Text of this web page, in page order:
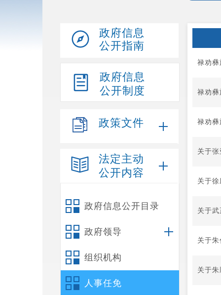
政府信息
公开指南
政府信息
公开制度
政策文件
法定主动
公开内容
政府信息公开目录
政府领导
组织机构
人事任免
禄劝
禄劝
禄劝
关于
关于
关于
关于
关于